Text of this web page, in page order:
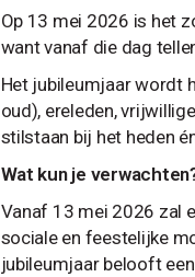
Op 13 mei 2026 is het
want vanaf die dag
Het jubileumjaar wordt
oud), ereleden,
stilstaan bij het heden
Wat kun je
Vanaf 13 mei 2026 zal
sociale en feestelijke
jubileumjaar belooft